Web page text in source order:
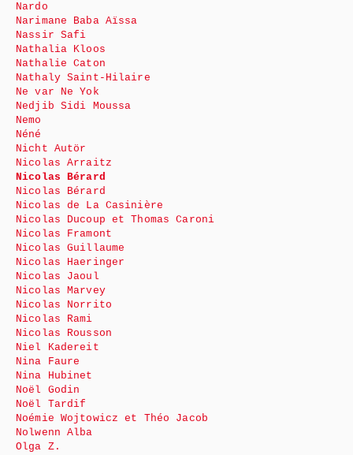
Nardo
Narimane Baba Aïssa
Nassir Safi
Nathalia Kloos
Nathalie Caton
Nathaly Saint-Hilaire
Ne var Ne Yok
Nedjib Sidi Moussa
Nemo
Néné
Nicht Autör
Nicolas Arraitz
Nicolas Bérard
Nicolas Bérard
Nicolas de La Casinière
Nicolas Ducoup et Thomas Caroni
Nicolas Framont
Nicolas Guillaume
Nicolas Haeringer
Nicolas Jaoul
Nicolas Marvey
Nicolas Norrito
Nicolas Rami
Nicolas Rousson
Niel Kadereit
Nina Faure
Nina Hubinet
Noël Godin
Noël Tardif
Noémie Wojtowicz et Théo Jacob
Nolwenn Alba
Olga Z.